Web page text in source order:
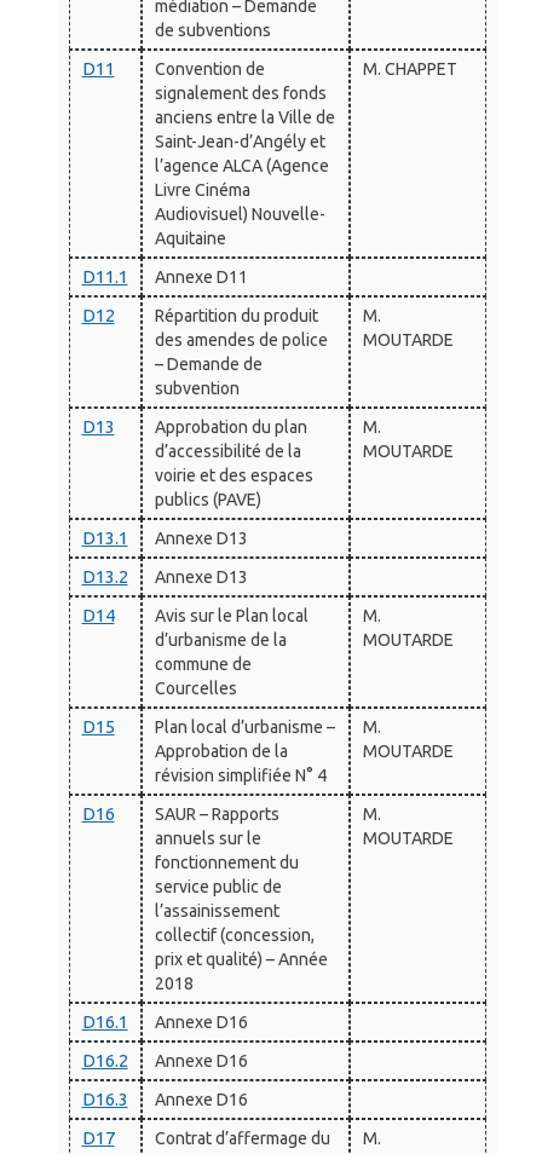
médiation – Demande
de subventions
D11
Convention de
signalement des fonds
anciens entre la Ville de
Saint-Jean-d’Angély et
l’agence ALCA (Agence
Livre Cinéma
Audiovisuel) Nouvelle-
Aquitaine
M. CHAPPET
D11.1 Annexe D11
D12
Répartition du produit
des amendes de police
– Demande de
subvention
M.
MOUTARDE
D13
Approbation du plan
d’accessibilité de la
voirie et des espaces
publics (PAVE)
M.
MOUTARDE
D13.1 Annexe D13
D13.2 Annexe D13
D14
Avis sur le Plan local
d’urbanisme de la
commune de
Courcelles
M.
MOUTARDE
D15
Plan local d’urbanisme –
Approbation de la
révision simplifiée N° 4
M.
MOUTARDE
D16
SAUR – Rapports
annuels sur le
fonctionnement du
service public de
l’assainissement
collectif (concession,
prix et qualité) – Année
2018
M.
MOUTARDE
D16.1 Annexe D16
D16.2 Annexe D16
D16.3 Annexe D16
D17
Contrat d’affermage du
M.